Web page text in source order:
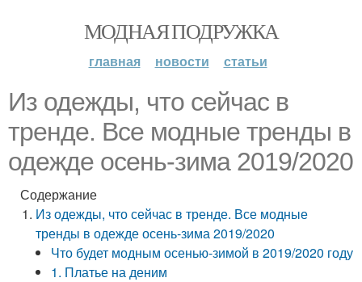
МОДНАЯ ПОДРУЖКА
главная новости статьи
Из одежды, что сейчас в
тренде. Все модные тренды в
одежде осень-зима 2019/2020
Содержание
Из одежды, что сейчас в тренде. Все модные
тренды в одежде осень-зима 2019/2020
Что будет модным осенью-зимой в 2019/2020 году
1. Платье на деним